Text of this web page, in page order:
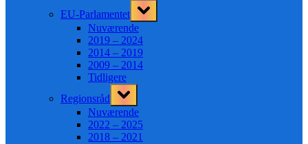
EU-Parlamentet
Toggle
sub-
menu
Nuværende
2019 – 2024
2014 – 2019
2009 – 2014
Tidligere
Regionsråd
Toggle
sub-
menu
Nuværende
2022 – 2025
2018 – 2021